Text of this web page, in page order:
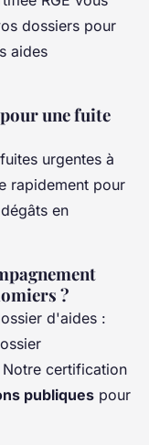
dossiers pour
aides
une fuite
urgentes à
rapidement pour
en
?
d'aides :
Notre certification
publiques pour